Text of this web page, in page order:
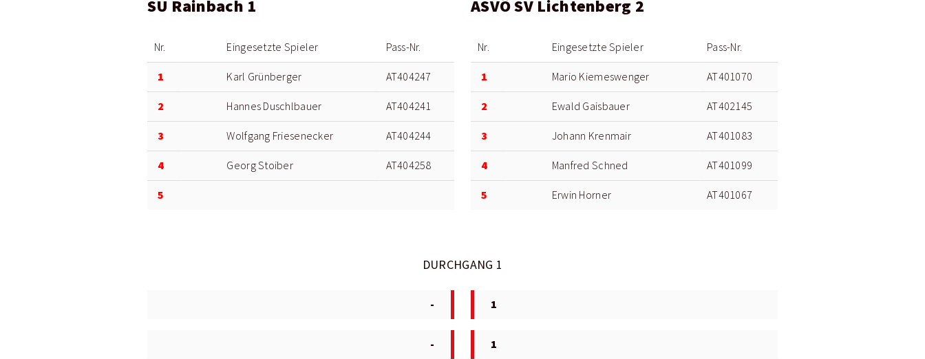
SU Rainbach 1
Nr. Eingesetzte Spieler Pass-Nr.
1 Karl Grünberger AT404247
2 Hannes Duschlbauer AT404241
3 Wolfgang Friesenecker AT404244
4 Georg Stoiber AT404258
5
ASVÖ SV Lichtenberg 2
Nr. Eingesetzte Spieler Pass-Nr.
1 Mario Kiemeswenger AT401070
2 Ewald Gaisbauer AT402145
3 Johann Krenmair AT401083
4 Manfred Schned AT401099
5 Erwin Horner AT401067
DURCHGANG 1
- 1
- 1